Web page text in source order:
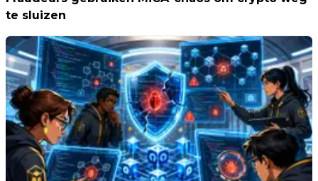
te sluizen